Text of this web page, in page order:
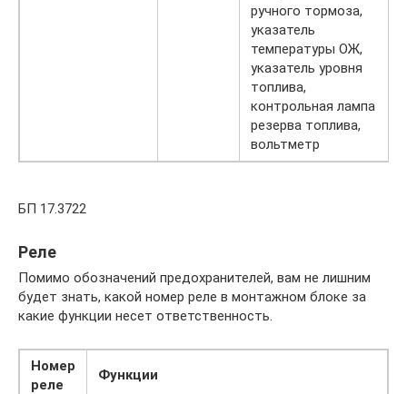
ручного тормоза,
указатель
температуры ОЖ,
указатель уровня
топлива,
контрольная лампа
резерва топлива,
вольтметр
БП 17.3722
Реле
Помимо обозначений предохранителей, вам не лишним
будет знать, какой номер реле в монтажном блоке за
какие функции несет ответственность.
Номер
реле
Функции